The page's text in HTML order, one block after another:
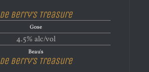
De Berry’s Treasure
Gose
4.5% alc/vol
Beau's
De Berry’s Treasure